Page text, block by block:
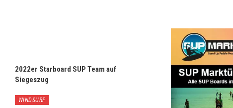
2022er Starboard SUP Team auf
Siegeszug
WINDSURF